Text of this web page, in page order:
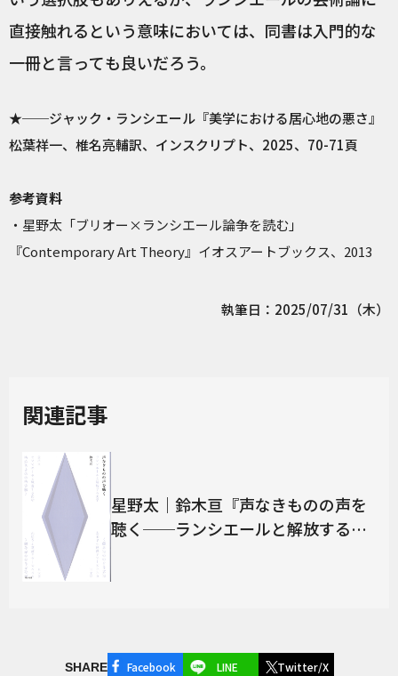
直接触れるという意味においては、同書は入門的な
一冊と言っても良いだろう。
★──ジャック・ランシエール『美学における居心地の悪さ』
松葉祥一、椎名亮輔訳、インスクリプト、2025、70-71頁
参考資料
・星野太「ブリオー×ランシエール論争を読む」
『Contemporary Art Theory』イオスアートブックス、2013
執筆日：2025/07/31（木）
関連記事
星野太｜鈴木亘『声なきものの声を
聴く──ランシエールと解放する美
SHARE Facebook LINE Twitter/X